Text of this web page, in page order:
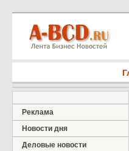
Реклама
Новости дня
Деловые новости